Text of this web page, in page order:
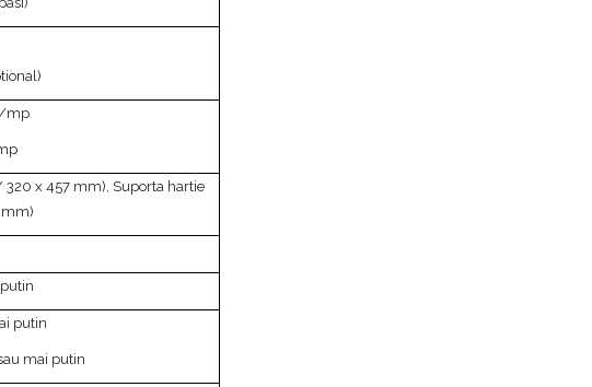
mp
320 x 457 mm), Suporta hartie
mm)
putin
mai putin